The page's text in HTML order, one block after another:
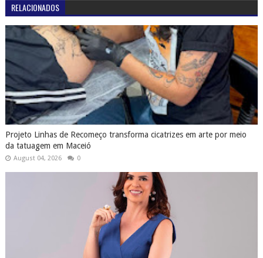
RELACIONADOS
Projeto Linhas de Recomeço transforma cicatrizes em arte por meio
da tatuagem em Maceió
August 04, 2026 0